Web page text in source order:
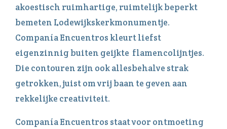
akoestisch ruimhartige, ruimtelijk beperkt
bemeten Lodewijkskerkmonumentje.
Companía Encuentros kleurt liefst
eigenzinnig buiten geijkte flamencolijntjes.
Die contouren zijn ook allesbehalve strak
getrokken, juist om vrij baan te geven aan
rekkelijke creativiteit.
Companía Encuentros staat voor ontmoeting